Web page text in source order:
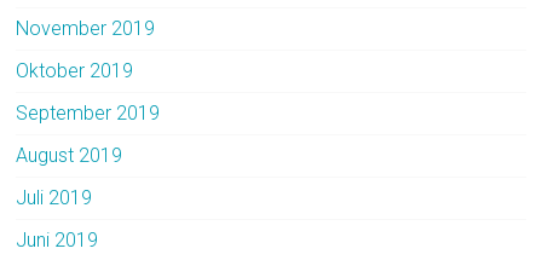
November 2019
Oktober 2019
September 2019
August 2019
Juli 2019
Juni 2019